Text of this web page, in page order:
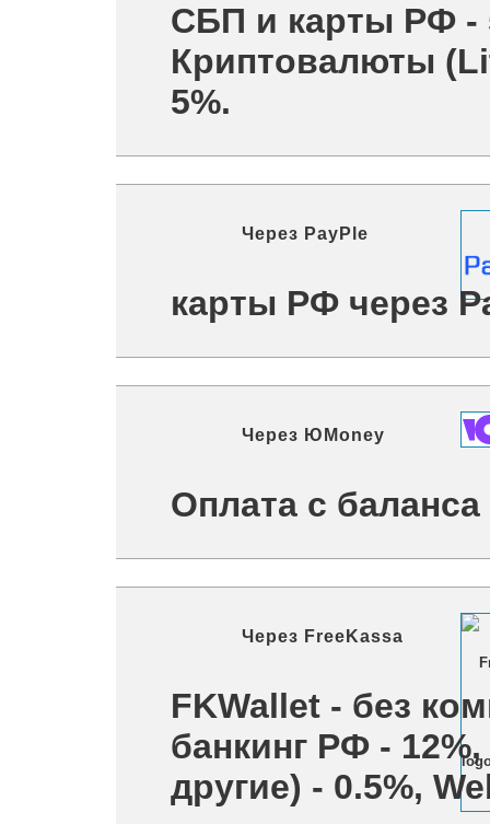
СБП и карты РФ -
Криптовалюты
5%.
Через PayPle
карты РФ через
Через ЮMoney
Оплата с
Через FreeKassa
FKWallet - без
банкинг РФ -
другие) - 0.5%,